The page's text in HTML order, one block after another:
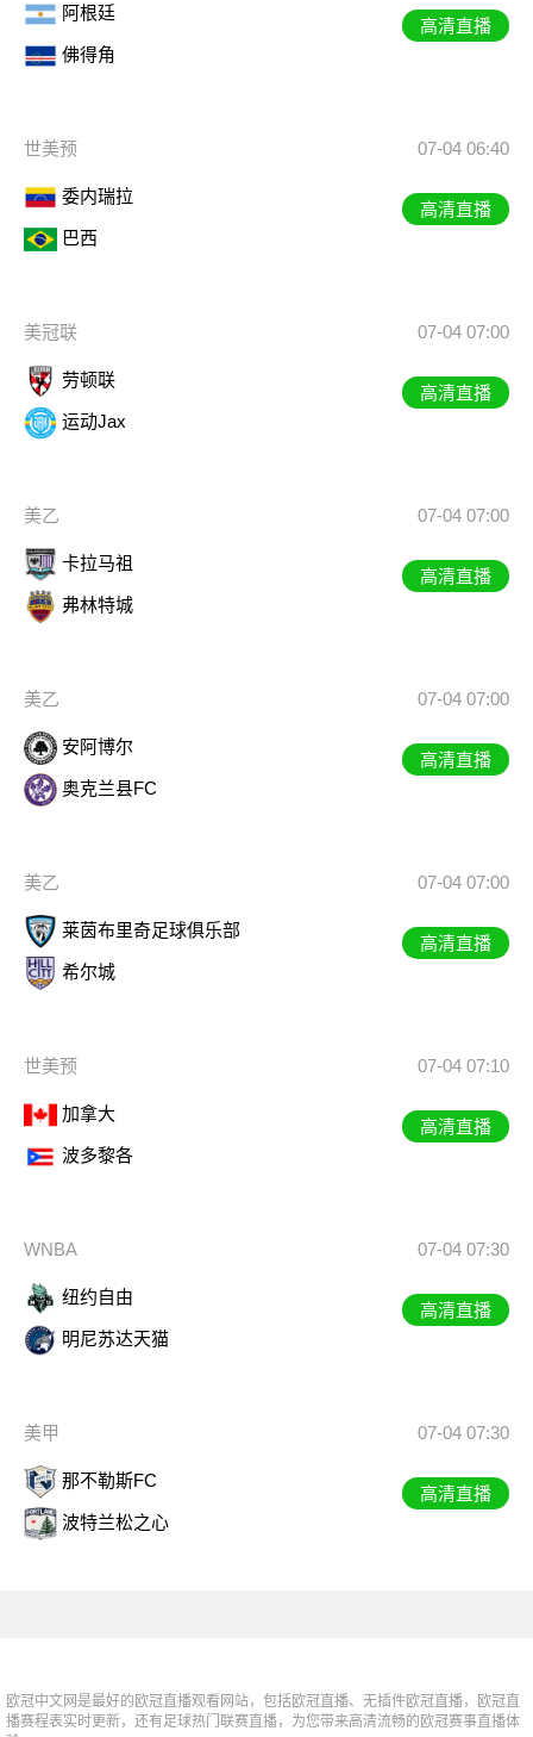
阿根廷
佛得角
高清直播
世美预 07-04 06:40
委内瑞拉
巴西
高清直播
美冠联 07-04 07:00
劳顿联
运动Jax
高清直播
美乙 07-04 07:00
卡拉马祖
弗林特城
高清直播
美乙 07-04 07:00
安阿博尔
奥克兰县FC
高清直播
美乙 07-04 07:00
莱茵布里奇足球俱乐部
希尔城
高清直播
世美预 07-04 07:10
加拿大
波多黎各
高清直播
WNBA 07-04 07:30
纽约自由
明尼苏达天猫
高清直播
美甲 07-04 07:30
那不勒斯FC
波特兰松之心
高清直播
欧冠中文网是最好的欧冠直播观看网站，包括欧冠直播、无插件欧冠直播，欧冠直
播赛程表实时更新，还有足球热门联赛直播，为您带来高清流畅的欧冠赛事直播体